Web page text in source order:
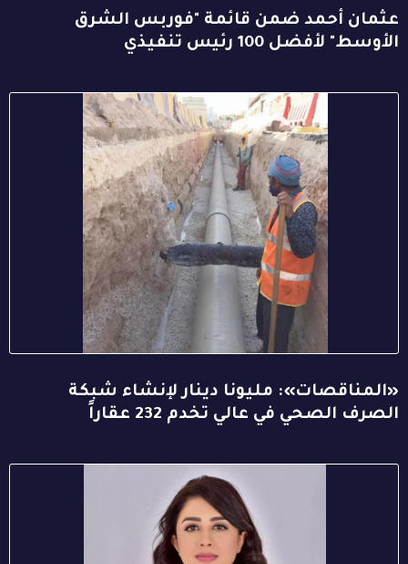
عثمان أحمد ضمن قائمة "فوربس الشرق
الأوسط" لأفضل 100 رئيس تنفيذي
«المناقصات»: مليونا دينار لإنشاء شبكة
الصرف الصحي في عالي تخدم 232 عقاراً